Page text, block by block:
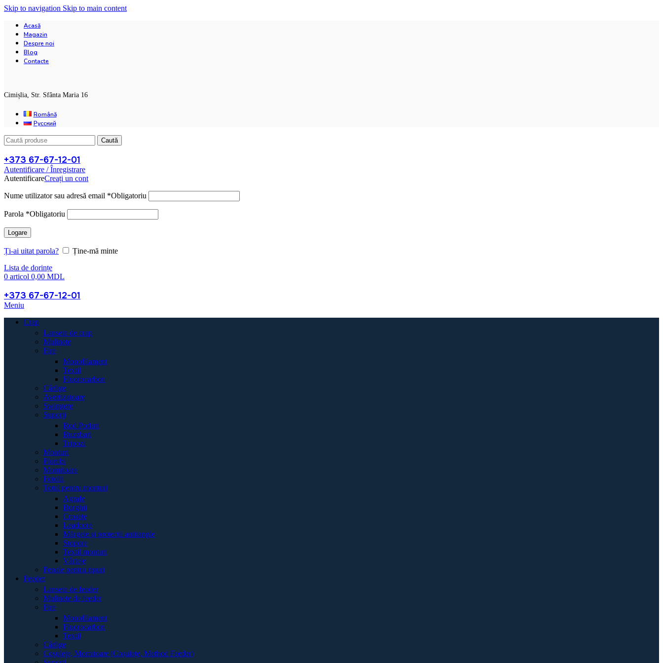
Skip to navigation Skip to main content
Acasă
Magazin
Despre noi
Blog
Contacte
Cimișlia, Str. Sfânta Maria 16
Română
Русский
Caută
+373 67-67-12-01
Autentificare / Înregistrare
AutentificareCreați un cont
Nume utilizator sau adresă email *Obligatoriu
Parola *Obligatoriu
Logare
Ți-ai uitat parola?
Ține-mă minte
Lista de dorințe
0 articol 0,00 MDL
+373 67-67-12-01
Meniu
Crap
Lansete de crap
Mulinete
Fire
Monofilament
Textil
Fluorocarbon
Cârlige
Avertizatoare
Swingere
Suporți
Rod Poduri
Buzzbari
Tripozi
Monturi
Plumbi
Momitoare
Fotolii
Totul pentru monturi
Agrafe
Burghii
Crosete
Leadcore
Mărgele și protecții antitangle
Stopore
Textil monturi
Vârteje
Penale pentru riguri
Feeder
Lansete de feeder
Mulinete de feeder
Fire
Monofilament
Fluorocarbon
Textil
Cârlige
Coșulețe, Momitoare (Coșulețe, Method Feeder)